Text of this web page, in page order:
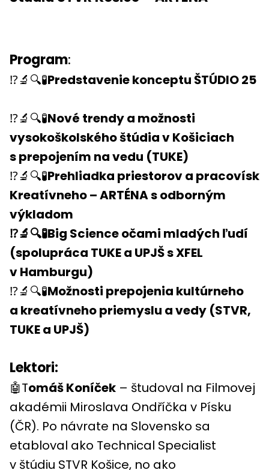
Program:
⁉️🔬🔍🧪Predstavenie konceptu ŠTÚDIO 25
⁉️🔬🔍🧪Nové trendy a možnosti
vysokoškolského štúdia v Košiciach
s prepojením na vedu (TUKE)
⁉️🔬🔍🧪Prehliadka priestorov a pracovísk
Kreatívneho – ARTÉNA s odborným
výkladom
⁉️🔬🔍🧪Big Science očami mladých ľudí
(spolupráca TUKE a UPJŠ s XFEL
v Hamburgu)
⁉️🔬🔍🧪Možnosti prepojenia kultúrneho
a kreatívneho priemyslu a vedy (STVR,
TUKE a UPJŠ)
Lektori:
🤖Tomáš Koníček – študoval na Filmovej
akadémii Miroslava Ondříčka v Písku
(ČR). Po návrate na Slovensko sa
etabloval ako Technical Specialist
v štúdiu STVR Košice, no ako